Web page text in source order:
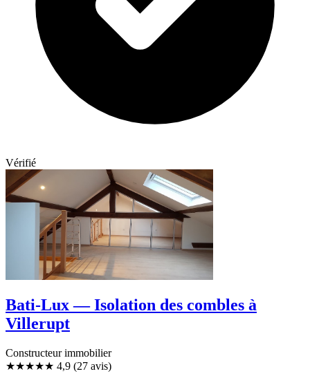
Vérifié
Bati-Lux — Isolation des combles à
Villerupt
Constructeur immobilier
★★★★★ 4,9 (27 avis)